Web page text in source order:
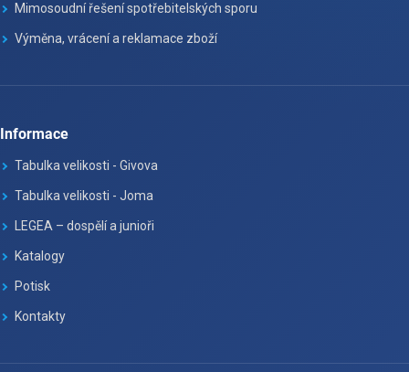
Mimosoudní řešení spotřebitelských sporu
Výměna, vrácení a reklamace zboží
Informace
Tabulka velikosti - Givova
Tabulka velikosti - Joma
LEGEA – dospělí a junioři
Katalogy
Potisk
Kontakty